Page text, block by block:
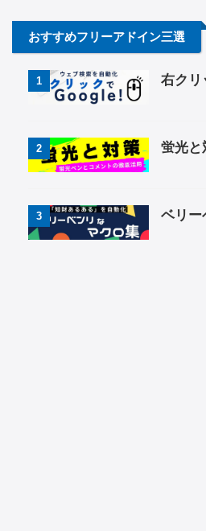
おすすめフリーアドイン三選
1 右クリ
2 蛍光と
3 ベリー